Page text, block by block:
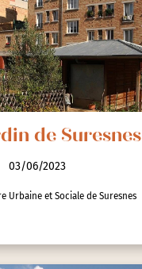
de Suresnes
03/06/2023
Urbaine et Sociale de Suresnes